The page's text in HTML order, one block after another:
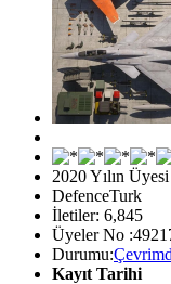
2020 Yılın Üyesi
DefenceTurk
İletiler: 6,845
Üyeler No
Durumu:
Kayıt Tarihi